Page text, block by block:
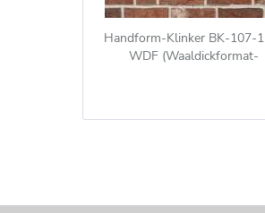
Handform-Klinker BK-107-
WDF (Waaldickformat-